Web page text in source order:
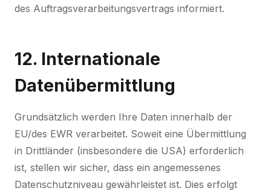
des Auftragsverarbeitungsvertrags informiert.
12. Internationale
Datenübermittlung
Grundsätzlich werden Ihre Daten innerhalb der
EU/des EWR verarbeitet. Soweit eine Übermittlung
in Drittländer (insbesondere die USA) erforderlich
ist, stellen wir sicher, dass ein angemessenes
Datenschutzniveau gewährleistet ist. Dies erfolgt